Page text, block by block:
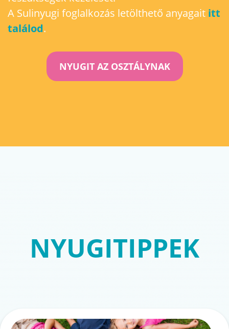
A Sulinyugi foglalkozás letölthető anyagait itt
találod.
NYUGIT AZ OSZTÁLYNAK
NYUGITIPPEK